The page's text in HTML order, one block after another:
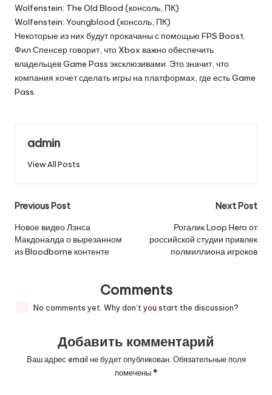
Wolfenstein: The Old Blood (консоль, ПК)
Wolfenstein: Youngblood (консоль, ПК)
Некоторые из них будут прокачаны с помощью FPS Boost.
Фил Спенсер говорит, что Xbox важно обеспечить
владельцев Game Pass эксклюзивами. Это значит, что
компания хочет сделать игры на платформах, где есть Game
Pass.
admin
View All Posts
Post
navigation
Previous Post
Новое видео Лэнса
Макдоналда о вырезанном
из Bloodborne контенте
Next Post
Рогалик Loop Hero от
российской студии привлек
полмиллиона игроков
Comments
No comments yet. Why don’t you start the discussion?
Добавить комментарий
Ваш адрес email не будет опубликован. Обязательные поля
помечены*